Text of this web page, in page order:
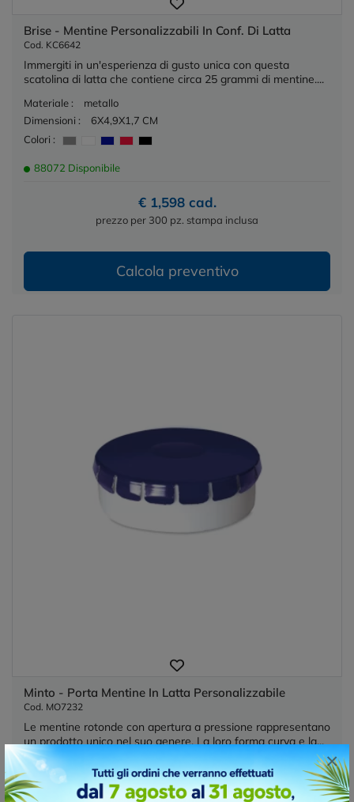
×
Brise - Mentine Personalizzabili In Conf. Di Latta
Cod. KC6642
Immergiti in un'esperienza di gusto unica con questa
scatolina di latta che contiene circa 25 grammi di mentine....
Materiale :
metallo
Dimensioni :
6X4,9X1,7 CM
Colori :
88072 Disponibile
€ 1,598 cad.
prezzo per 300 pz. stampa inclusa
Calcola preventivo
Minto - Porta Mentine In Latta Personalizzabile
Cod. MO7232
Le mentine rotonde con apertura a pressione rappresentano
un prodotto unico nel suo genere. La loro forma curva e la...
Materiale :
metallo
Dimensioni :
Ø4,7X1,6 CM